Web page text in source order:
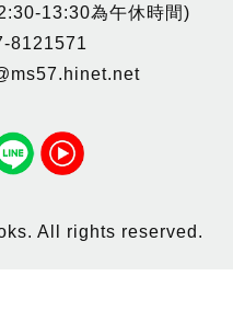
13:30為午休時間)
8121571
All rights reserved.